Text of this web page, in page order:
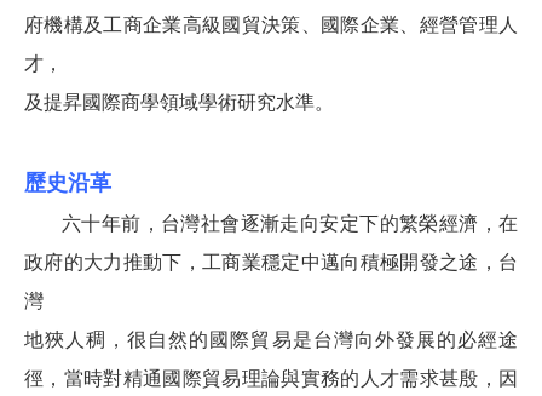
府機構及工商企業高級國貿決策、國際企業、經營管理人
才，
及提昇國際商學領域學術研究水準。
歷史沿革
六十年前，台灣社會逐漸走向安定下的繁榮經濟，在
政府的大力推動下，工商業穩定中邁向積極開發之途，台
灣
地狹人稠，很自然的國際貿易是台灣向外發展的必經途
徑，當時對精通國際貿易理論與實務的人才需求甚殷，因